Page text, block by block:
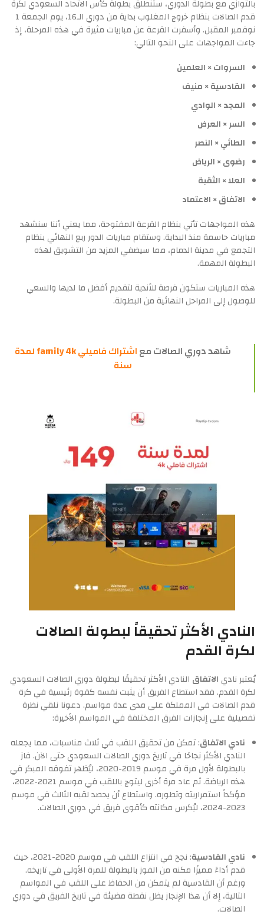
بالتوازي مع بطولة الدوري، ستنطلق بطولة كأس الاتحاد السعودي لكرة
قدم الصالات بنظام خروج المغلوب بداية من دوري الـ16، يوم الجمعة 1
نوفمبر المقبل. وأسفرت القرعة عن مباريات مثيرة في هذه المرحلة، إذ
جاءت المواجهات على النحو التالي:
السروات × العلمين
القادسية × منيف
المجد × الوادي
السر × العرض
الطائي × النصر
رضوى × الرياض
العلا × الثقبة
الاتفاق × الاعتماد
هذه المواجهات تأتي بنظام القرعة المفتوحة، مما يعني أننا سنشهد
مباريات حاسمة منذ البداية. وستقام مباريات الدور ربع النهائي بنظام
التجمع في مدينة الدمام، مما سيضفي المزيد من التشويق لهذه
البطولة المهمة.
هذه المباريات ستكون فرصة للأندية لتقديم أفضل ما لديها والسعي
للوصول إلى المراحل النهائية من البطولة.
شاهد دوري الصالات مع
اشتراك فاميلي family 4k لمدة
سنة
النادي الأكثر تحقيقاً لبطولة الصالات
لكرة القدم
يُعتبر نادي الاتفاق النادي الأكثر تحقيقًا لبطولة دوري الصالات السعودي
لكرة القدم. فقد استطاع الفريق أن يثبت نفسه كقوة رئيسية في كرة
قدم الصالات في المملكة على مدى عدة مواسم. دعونا نلقي نظرة
تفصيلية على إنجازات الفرق المختلفة في المواسم الأخيرة:
نادي الاتفاق: تمكن من تحقيق اللقب في ثلاث مناسبات، مما يجعله
النادي الأكثر نجاحًا في تاريخ دوري الصالات السعودي حتى الآن. فاز
بالبطولة لأول مرة في موسم 2019-2020، ليُظهر تفوقه المبكر في
هذه الرياضة. ثم عاد مرة أخرى ليتوج باللقب في موسم 2021-2022،
مؤكداً استمراريته وتطوره. واستطاع أن يحصد لقبه الثالث في موسم
2023-2024، ليُكرس مكانته كأقوى فريق في دوري الصالات.
نادي القادسية
: نجح في انتزاع اللقب في موسم 2020-2021، حيث
قدم أداءً مميزًا مكنه من الفوز بالبطولة للمرة الأولى في تاريخه.
ورغم أن القادسية لم يتمكن من الحفاظ على اللقب في المواسم
التالية، إلا أن هذا الإنجاز يظل نقطة مضيئة في تاريخ الفريق في دوري
الصالات.